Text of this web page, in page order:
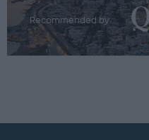
Recommended by